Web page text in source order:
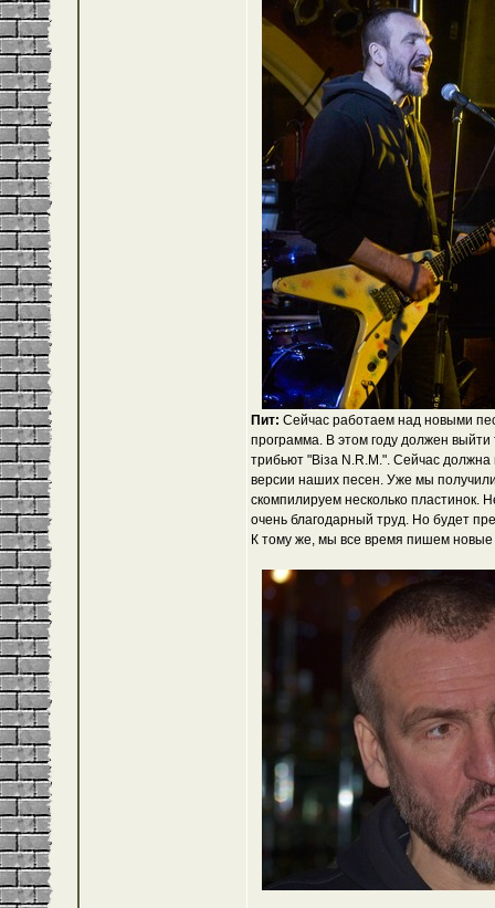
Пит: Сейчас работаем над новыми
программа. В этом году должен
трибьют "Віза N.R.M.". Сейчас
версии наших песен. Уже мы
скомпилируем несколько пластинок.
очень благодарный труд. Но будет
К тому же, мы все время пишем новые